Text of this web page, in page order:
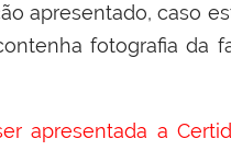
apresentado, caso
fotografia da
apresentada a